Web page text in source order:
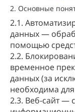
2. Основные
2.1.
данных —
помощью
2.2.
временное
данных (за
необходима
2.3. Веб-сайт —